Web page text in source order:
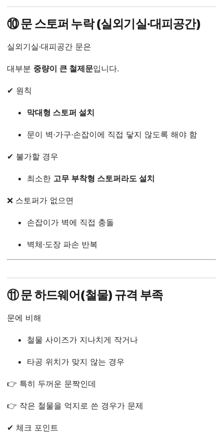
⑩ 문 스토퍼 누락 (실외기실·대피공간)
실외기실·대피공간 문은
대부분 중량이 큰 철제문입니다.
✔ 원칙
막대형 스토퍼 설치
문이 벽·가구·손잡이에 직접 닿지 않도록 해야 함
✔ 불가할 경우
최소한 고무 부착형 스토퍼라도 설치
❌ 스토퍼가 없으면
손잡이가 벽에 직접 충돌
벽체·도장 파손 반복
⑪ 문 하드웨어(철물) 규격 부족
문에 비해
철물 사이즈가 지나치게 작거나
타공 위치가 맞지 않는 경우
👉 특히 두꺼운 문짝인데
👉 작은 철물을 억지로 쓴 경우가 문제
✔ 체크 포인트